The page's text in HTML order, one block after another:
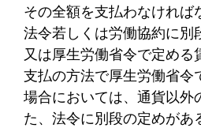
その全額を支払わなければ
法令若しくは労働協約に別
又は厚生労働省令で定める
支払の方法で厚生労働省令
場合においては、通貨以外
た、法令に別段の定めがあ